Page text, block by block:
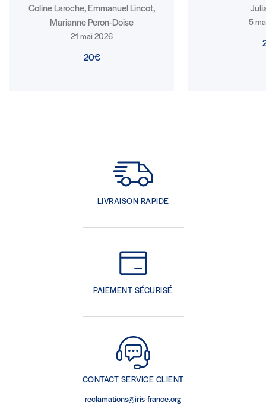
Coline Laroche, Emmanuel Lincot,
Marianne Peron-Doise
21 mai 2026
20€
5
LIVRAISON RAPIDE
PAIEMENT SÉCURISÉ
CONTACT SERVICE CLIENT
reclamations@iris-france.org